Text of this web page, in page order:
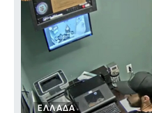
ΕΛΛΑΔΑ